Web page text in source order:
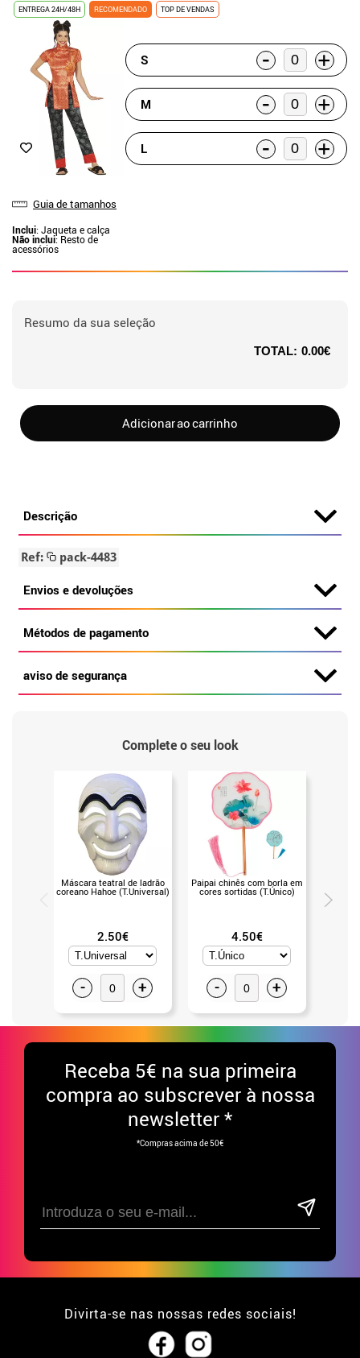
ENTREGA 24H/48H RECOMENDADO TOP DE VENDAS
Guia de tamanhos
Inclui: Jaqueta e calça
Não inclui: Resto de
acessórios
S - +
M - +
L - +
Resumo da sua seleção
TOTAL: 0.00€
Adicionar ao carrinho
Descrição
Ref: pack-4483
Envios e devoluções
Métodos de pagamento
aviso de segurança
Complete o seu look
Máscara teatral de ladrão
coreano Hahoe (T.Universal)
2.50€
- +
Paipai chinês com borla em
cores sortidas (T.Único)
4.50€
- +
Receba 5€ na sua primeira
compra ao subscrever à nossa
newsletter *
*Compras acima de 50€
Divirta-se nas nossas redes sociais!